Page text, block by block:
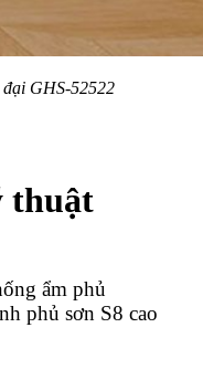
GHS-52522
thuật
ẩm phủ
phủ sơn S8 cao